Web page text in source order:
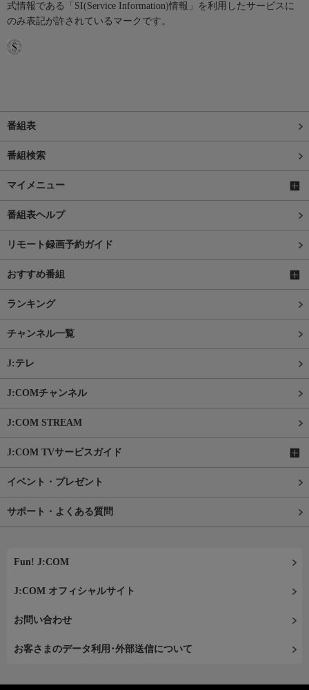
式情報である「SI(Service Information)情報」を利用したサービスに
のみ表記が許されているマークです。
番組表
番組検索
マイメニュー
番組表ヘルプ
リモート録画予約ガイド
おすすめ番組
ランキング
チャンネル一覧
J:テレ
J:COMチャンネル
J:COM STREAM
J:COM TVサービスガイド
イベント・プレゼント
サポート・よくある質問
Fun! J:COM
J:COM オフィシャルサイト
お問い合わせ
お客さまのデータ利用･外部送信について